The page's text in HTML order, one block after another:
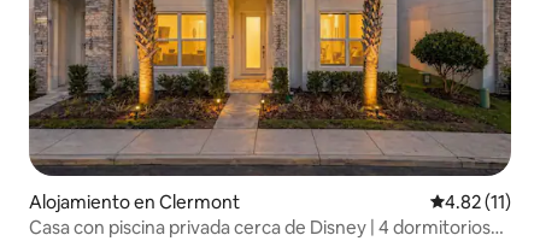
Alojamiento en Clermont Calificación
4.82 (11)
Casa con piscina privada cerca de Disney | 4 dormitorios